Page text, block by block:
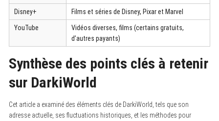
Disney+ Films et séries de Disney, Pixar et Marvel
YouTube
Vidéos diverses, films (certains gratuits,
d’autres payants)
Synthèse des points clés à retenir
sur DarkiWorld
Cet article a examiné des éléments clés de DarkiWorld, tels que son
adresse actuelle, ses fluctuations historiques, et les méthodes pour